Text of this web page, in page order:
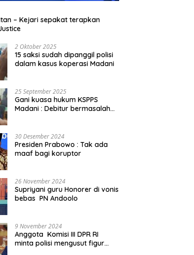
– Kejari sepakat terapkan
2 Oktober 2025
15 saksi sudah dipanggil polisi
dalam kasus koperasi Madani
25 September 2025
Gani kuasa hukum KSPPS
Madani : Debitur bermasalah
30 Desember 2024
Presiden Prabowo : Tak ada
maaf bagi koruptor
26 November 2024
Supriyani guru Honorer di vonis
bebas PN Andoolo
9 November 2024
Anggota Komisi III DPR RI
minta polisi mengusut figur